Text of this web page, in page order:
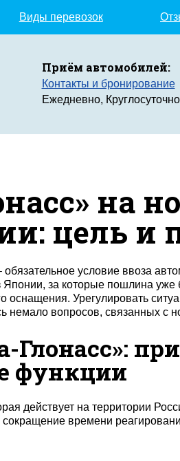
Виды перевозок
Приём автомобилей:
Контакты и бронирование
Ежедневно, Круглосуточно
на
цель и
условие ввоза
за которые пошлина
оснащения. Урегулировать
немало вопросов, связанных
Глонасс»:
функции
действует на территории
времени